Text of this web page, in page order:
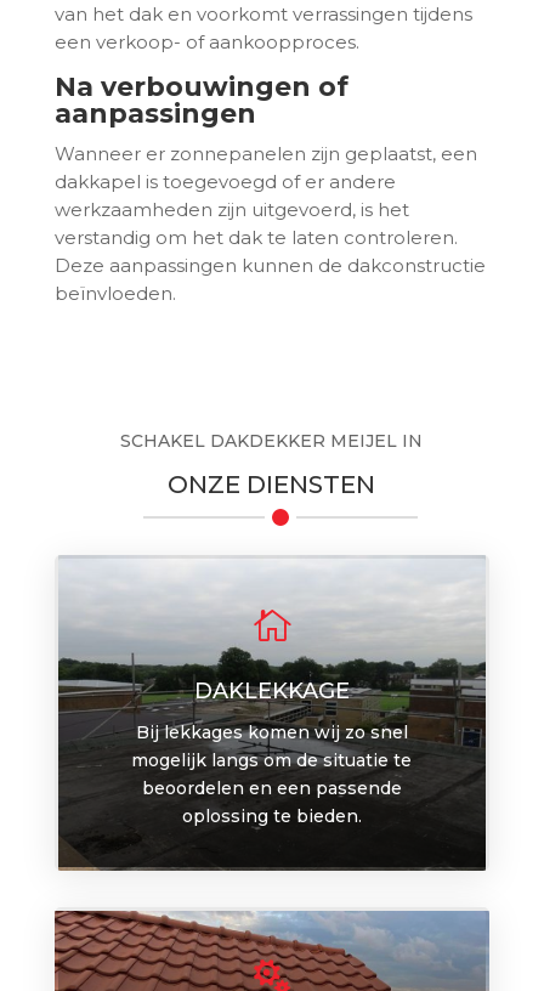
van het dak en voorkomt verrassingen tijdens
een verkoop- of aankoopproces.
Na verbouwingen of
aanpassingen
Wanneer er zonnepanelen zijn geplaatst, een
dakkapel is toegevoegd of er andere
werkzaamheden zijn uitgevoerd, is het
verstandig om het dak te laten controleren.
Deze aanpassingen kunnen de dakconstructie
beïnvloeden.
SCHAKEL DAKDEKKER MEIJEL IN
ONZE DIENSTEN

DAKLEKKAGE
Bij lekkages komen wij zo snel
mogelijk langs om de situatie te
beoordelen en een passende
oplossing te bieden.
